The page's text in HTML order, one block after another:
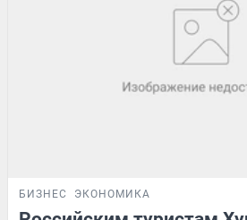
БИЗНЕС ЭКОНОМИКА